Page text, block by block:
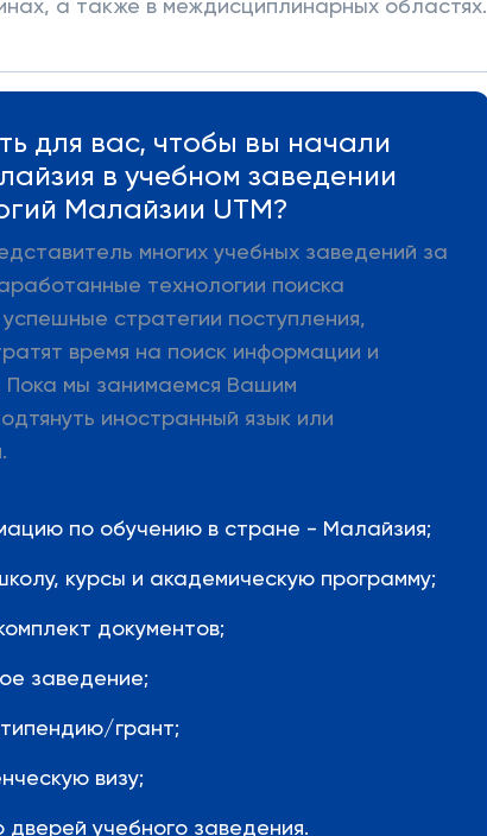
а также в междисциплинарных областях.
для вас, чтобы вы начали
в учебном заведении
Малайзии UTM?
многих учебных заведений за
технологии поиска
стратегии поступления,
время на поиск информации и
мы занимаемся Вашим
иностранный язык или
по обучению в стране - Малайзия;
курсы и академическую программу;
документов;
заведение;
грант;
визу;
учебного заведения.